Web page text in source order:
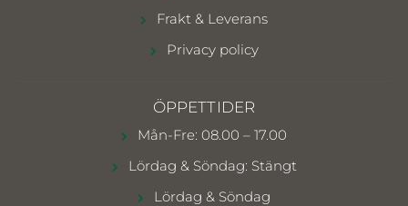
Frakt & Leverans
Privacy policy
ÖPPETTIDER
Mån-Fre: 08.00 – 17.00
Lördag & Söndag: Stängt
Lördag & Söndag